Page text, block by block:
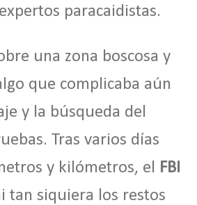
paracaidistas.
una zona boscosa y
que complicaba aún
y la búsqueda del
Tras varios días
y kilómetros, el FBI
tan siquiera los restos